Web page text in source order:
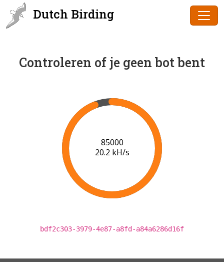
Dutch Birding
Controleren of je geen bot bent
87000
20.3 kH/s
bdf2c303-3979-4e87-a8fd-a84a6286d16f